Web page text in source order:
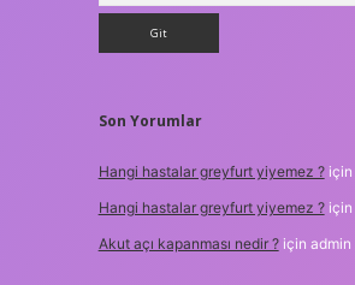
Son Yorumlar
Hangi hastalar greyfurt yiyemez ?için
Hangi hastalar greyfurt yiyemez ?için
Akut açı kapanması nedir ?için admin